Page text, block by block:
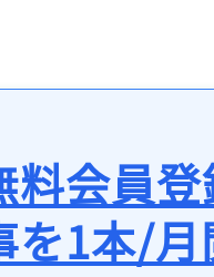
料会員
を1本/